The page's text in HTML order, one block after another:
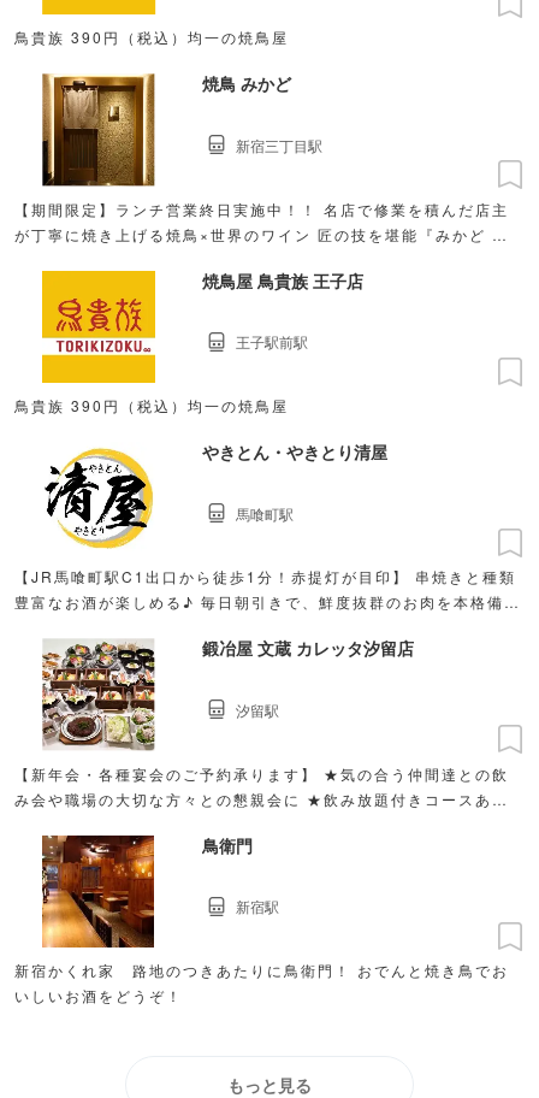
鳥貴族 390円（税込）均一の焼鳥屋
焼鳥 みかど
【期間限定】ランチ営業終日実施中！！ 名店で修業を積んだ店主
が丁寧に焼き上げる焼鳥×世界のワイン 匠の技を堪能『みかど お
新宿三丁目駅
焼鳥屋 鳥貴族 王子店
鳥貴族 390円（税込）均一の焼鳥屋
王子駅前駅
やきとん・やきとり清屋
【JR馬喰町駅C1出口から徒歩1分！赤提灯が目印】 串焼きと種類
豊富なお酒が楽しめる♪ 毎日朝引きで、鮮度抜群のお肉を本格備長
馬喰町駅
鍛冶屋 文蔵 カレッタ汐留店
【新年会・各種宴会のご予約承ります】 ★気の合う仲間達との飲
み会や職場の大切な方々との懇親会に ★飲み放題付きコースあ
汐留駅
鳥衛門
新宿かくれ家 路地のつきあたりに鳥衛門！ おでんと焼き鳥でお
いしいお酒をどうぞ！
新宿駅
もっと見る